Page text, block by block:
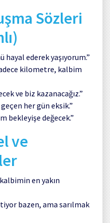
Sözleri
hayal ederek yaşıyorum.”
kilometre, kalbim
ve biz kazanacağız.”
her gün eksik.”
bekleyişe değecek.”
ve
en yakın
bazen, ama sarılmak